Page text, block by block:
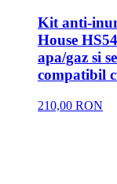
Kit anti-
House
apa/gaz si
compatibil
210,00 RON